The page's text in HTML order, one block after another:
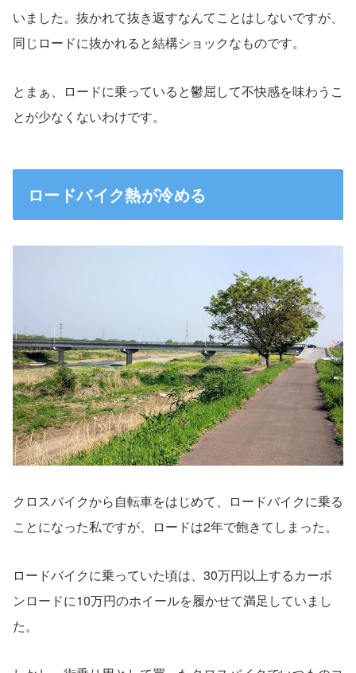
いました。抜かれて抜き返すなんてことはしないですが、
同じロードに抜かれると結構ショックなものです。
とまぁ、ロードに乗っていると鬱屈して不快感を味わうこ
とが少なくないわけです。
ロードバイク熱が冷める
クロスバイクから自転車をはじめて、ロードバイクに乗る
ことになった私ですが、ロードは2年で飽きてしまった。
ロードバイクに乗っていた頃は、30万円以上するカーボ
ンロードに10万円のホイールを履かせて満足していまし
た。